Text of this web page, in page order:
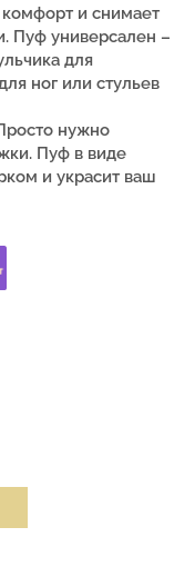
и снимает
Пуф универсален –
для
ног или стульев
нужно
Пуф в виде
и украсит ваш